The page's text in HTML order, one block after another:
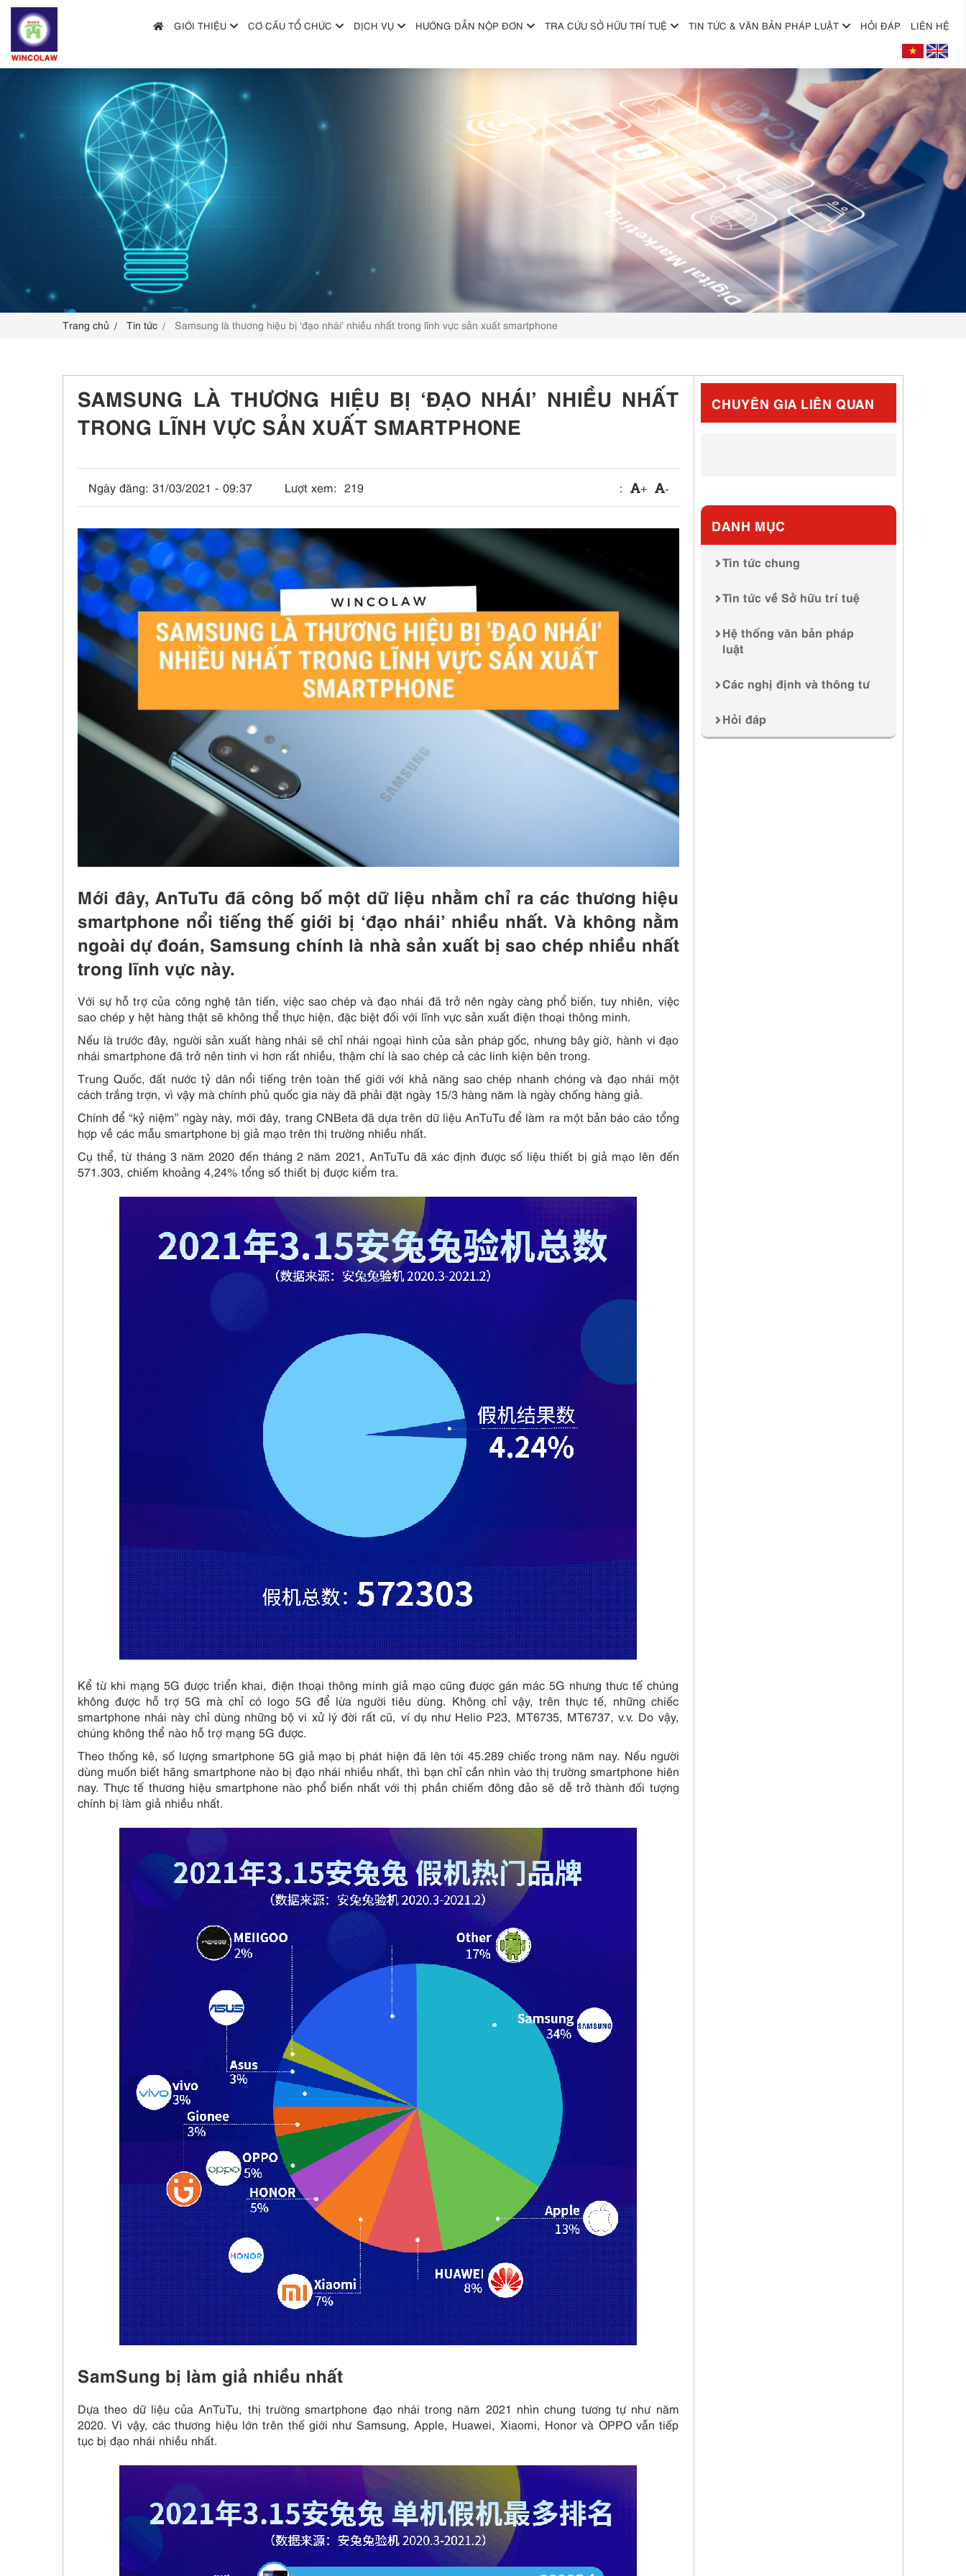
+
CƠ CẤU TỔ CHỨC +
+
HƯỚNG DẪN NỘP ĐƠN
TRA CỨU SỞ HỮU TRÍ TUỆ
TIN TỨC & VĂN BẢN PHÁP LUẬT
HỎI ĐÁP
GIỚI THIỆU CƠ CẤU TỔ CHỨC DỊCH VỤ HƯỚNG DẪN NỘP ĐƠN TRA CỨU SỞ HỮU TRÍ TUỆ TIN TỨC & VĂN BẢN PHÁP LUẬT HỎI ĐÁP LIÊN HỆ
Trang chủ Tin tức Samsung là thương hiệu bị ‘đạo nhái’ nhiều nhất trong lĩnh vực sản xuất smartphone
SAMSUNG LÀ THƯƠNG HIỆU BỊ ‘ĐẠO NHÁI’ NHIỀU NHẤT
TRONG LĨNH VỰC SẢN XUẤT SMARTPHONE
Ngày đăng: 31/03/2021 - 09:37 Lượt xem: 219 : + -
Mới đây, AnTuTu đã công bố một dữ liệu nhằm chỉ ra các thương hiệu
smartphone nổi tiếng thế giới bị ‘đạo nhái’ nhiều nhất. Và không nằm
ngoài dự đoán, Samsung chính là nhà sản xuất bị sao chép nhiều nhất
trong lĩnh vực này.
Với sự hỗ trợ của công nghệ tân tiến, việc sao chép và đạo nhái đã trở nên ngày càng phổ biến, tuy nhiên, việc
sao chép y hệt hàng thật sẽ không thể thực hiện, đặc biệt đối với lĩnh vực sản xuất điện thoại thông minh.
Nếu là trước đây, người sản xuất hàng nhái sẽ chỉ nhái ngoại hình của sản pháp gốc, nhưng bây giờ, hành vi đạo
nhái smartphone đã trở nên tinh vi hơn rất nhiều, thậm chí là sao chép cả các linh kiện bên trong.
Trung Quốc, đất nước tỷ dân nổi tiếng trên toàn thế giới với khả năng sao chép nhanh chóng và đạo nhái một
cách trắng trợn, vì vậy mà chính phủ quốc gia này đã phải đặt ngày 15/3 hàng năm là ngày chống hàng giả.
Chính để “kỷ niệm” ngày này, mới đây, trang CNBeta đã dựa trên dữ liệu AnTuTu để làm ra một bản báo cáo tổng
hợp về các mẫu smartphone bị giả mạo trên thị trường nhiều nhất.
Cụ thể, từ tháng 3 năm 2020 đến tháng 2 năm 2021, AnTuTu đã xác định được số liệu thiết bị giả mạo lên đến
571.303, chiếm khoảng 4,24% tổng số thiết bị được kiểm tra.
Kể từ khi mạng 5G được triển khai, điện thoại thông minh giả mạo cũng được gán mác 5G nhưng thưc tế chúng
không được hỗ trợ 5G mà chỉ có logo 5G để lừa người tiêu dùng. Không chỉ vậy, trên thực tế, những chiếc
smartphone nhái này chỉ dùng những bộ vi xử lý đời rất cũ, ví dụ như Helio P23, MT6735, MT6737, v.v. Do vậy,
chúng không thể nào hỗ trợ mạng 5G được.
Theo thống kê, số lượng smartphone 5G giả mạo bị phát hiện đã lên tới 45.289 chiếc trong năm nay. Nếu người
dùng muốn biết hãng smartphone nào bị đạo nhái nhiều nhất, thì bạn chỉ cần nhìn vào thị trường smartphone hiên
nay. Thực tế thương hiệu smartphone nào phổ biến nhất với thị phần chiếm đông đảo sẽ dễ trở thành đối tượng
chính bị làm giả nhiều nhất.
SamSung bị làm giả nhiều nhất
Dựa theo dữ liệu của AnTuTu, thị trường smartphone đạo nhái trong năm 2021 nhìn chung tương tự như năm
2020. Vì vậy, các thương hiệu lớn trên thế giới như Samsung, Apple, Huawei, Xiaomi, Honor và OPPO vẫn tiếp
tục bị đạo nhái nhiều nhất.
CHUYÊN GIA LIÊN QUAN
DANH MỤC
Tin tức chung
Tin tức về Sở hữu trí tuệ
Hệ thống văn bản pháp
luật
Các nghị định và thông tư
Hỏi đáp